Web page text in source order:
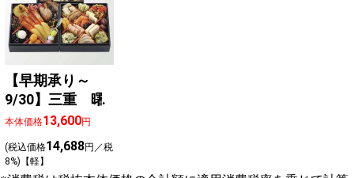
【早期承り～
9/30】三重 曙
本体価格13,600円
(税込価格14,688円／税
8%)【軽】